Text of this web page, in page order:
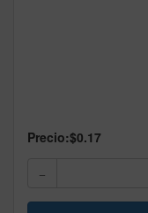
Precio:$0.17